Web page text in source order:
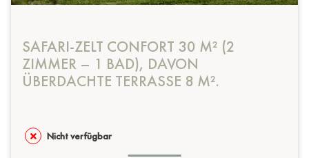
SAFARI-ZELT CONFORT 30 M² (2
ZIMMER – 1 BAD), DAVON
ÜBERDACHTE TERRASSE 8 M².
Nicht verfügbar